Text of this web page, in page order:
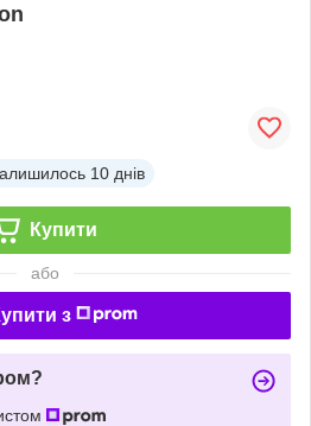
10 днів
Купити
або
з